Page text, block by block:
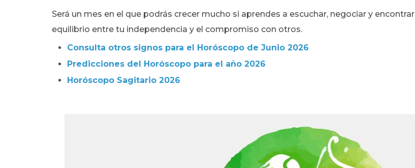
Será un mes en el que podrás crecer mucho si aprendes a escuchar, negociar y encontrar
equilibrio entre tu independencia y el compromiso con otros.
Consulta otros signos para el Horóscopo de Junio 2026
Predicciones del Horóscopo para el año 2026
Horóscopo Sagitario 2026